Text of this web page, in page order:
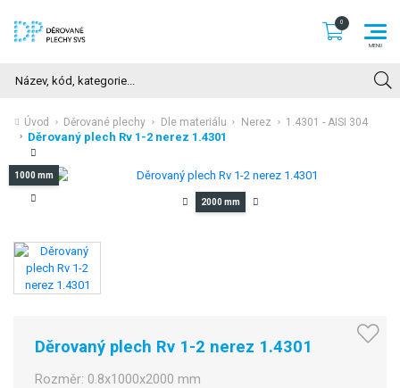
Úvod Děrované plechy Dle materiálu Nerez 1.4301 - AISI 304
Děrovaný plech Rv 1-2 nerez 1.4301
1000 mm
2000 mm
Děrovaný plech Rv 1-2 nerez 1.4301
Rozměr: 0.8x1000x2000 mm